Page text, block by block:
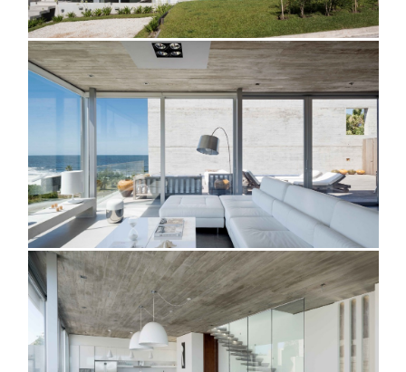
@danielamacadden
@danielamacadden